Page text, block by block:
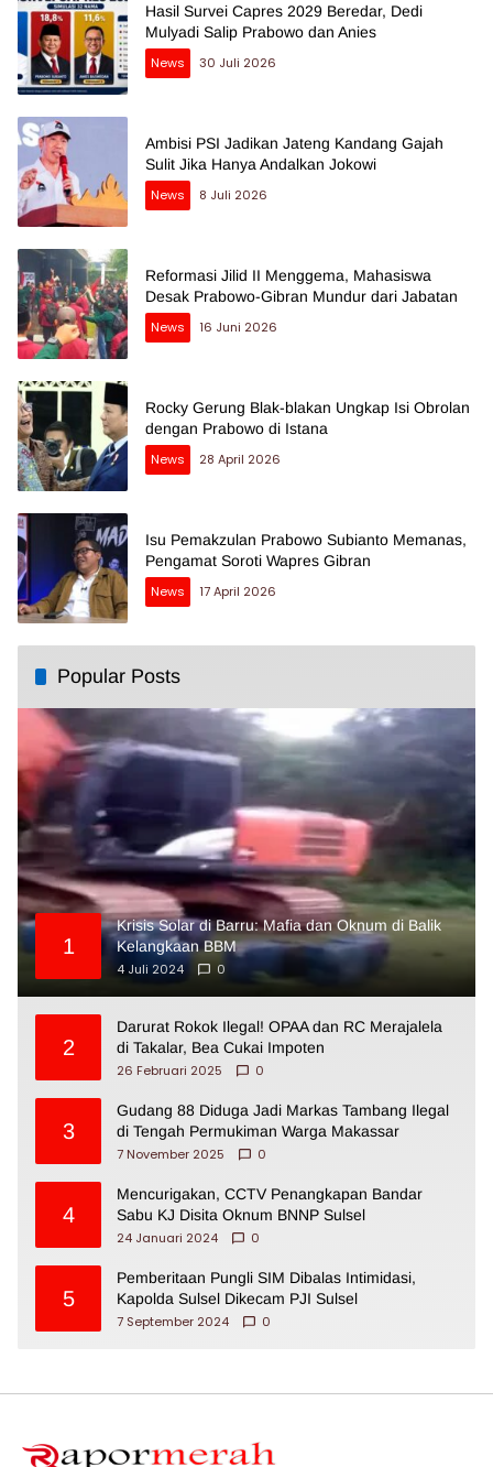
Hasil Survei Capres 2029 Beredar, Dedi
Mulyadi Salip Prabowo dan Anies
News
30 Juli 2026
Ambisi PSI Jadikan Jateng Kandang Gajah
Sulit Jika Hanya Andalkan Jokowi
News
8 Juli 2026
Reformasi Jilid II Menggema, Mahasiswa
Desak Prabowo-Gibran Mundur dari Jabatan
News
16 Juni 2026
Rocky Gerung Blak-blakan Ungkap Isi Obrolan
dengan Prabowo di Istana
News
28 April 2026
Isu Pemakzulan Prabowo Subianto Memanas,
Pengamat Soroti Wapres Gibran
News
17 April 2026
Popular Posts
1
Krisis Solar di Barru: Mafia dan Oknum di Balik
Kelangkaan BBM
4 Juli 2024
0
2
Darurat Rokok Ilegal! OPAA dan RC Merajalela
di Takalar, Bea Cukai Impoten
26 Februari 2025
0
3
Gudang 88 Diduga Jadi Markas Tambang Ilegal
di Tengah Permukiman Warga Makassar
7 November 2025
0
4
Mencurigakan, CCTV Penangkapan Bandar
Sabu KJ Disita Oknum BNNP Sulsel
24 Januari 2024
0
5
Pemberitaan Pungli SIM Dibalas Intimidasi,
Kapolda Sulsel Dikecam PJI Sulsel
7 September 2024
0